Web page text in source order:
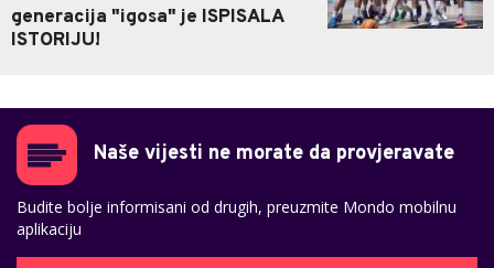
generacija "igosa" je ISPISALA
ISTORIJU!
Naše vijesti ne morate da provjeravate
Budite bolje informisani od drugih, preuzmite Mondo mobilnu
aplikaciju